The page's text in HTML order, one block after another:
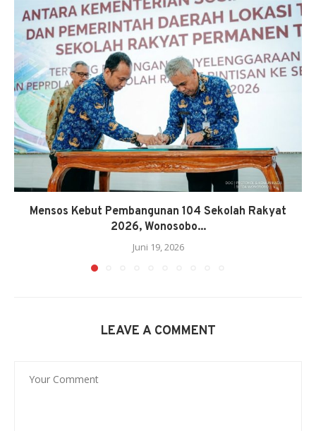
Mensos Kebut Pembangunan 104 Sekolah Rakyat
2026, Wonosobo...
Juni 19, 2026
LEAVE A COMMENT